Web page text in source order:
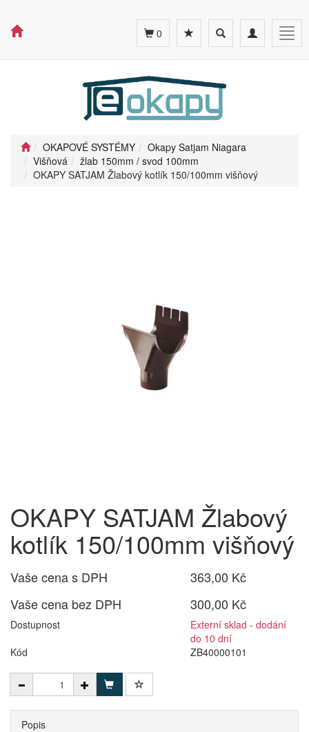
Toggle
navigation
Toggle
search
0
OKAPOVÉ SYSTÉMY
Okapy Satjam Niagara
Višňová
žlab 150mm / svod 100mm
OKAPY SATJAM Žlabový kotlík 150/100mm višňový
OKAPY SATJAM Žlabový
kotlík 150/100mm višňový
Vaše cena s DPH
363,00 Kč
Vaše cena bez DPH
300,00 Kč
Dostupnost
Externí sklad - dodání
do 10 dní
Kód
ZB40000101
Popis